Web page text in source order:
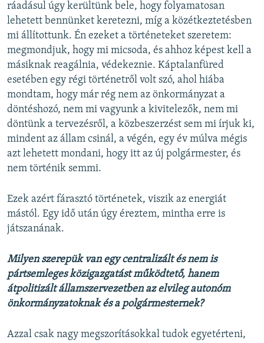
ráadásul úgy kerültünk bele, hogy folyamatosan
lehetett bennünket keretezni, míg a közétkeztetésben
mi állítottunk. Én ezeket a történeteket szeretem:
megmondjuk, hogy mi micsoda, és ahhoz képest kell a
másiknak reagálnia, védekeznie. Káptalanfüred
esetében egy régi történetről volt szó, ahol hiába
mondtam, hogy már rég nem az önkormányzat a
döntéshozó, nem mi vagyunk a kivitelezők, nem mi
döntünk a tervezésről, a közbeszerzést sem mi írjuk ki,
mindent az állam csinál, a végén, egy év múlva mégis
azt lehetett mondani, hogy itt az új polgármester, és
nem történik semmi.
Ezek azért fárasztó történetek, viszik az energiát
mástól. Egy idő után úgy éreztem, mintha erre is
játszanának.
Milyen szerepük van egy centralizált és nem is
pártsemleges közigazgatást működtető, hanem
átpolitizált államszervezetben az elvileg autonóm
önkormányzatoknak és a polgármesternek?
Azzal csak nagy megszorításokkal tudok egyetérteni,